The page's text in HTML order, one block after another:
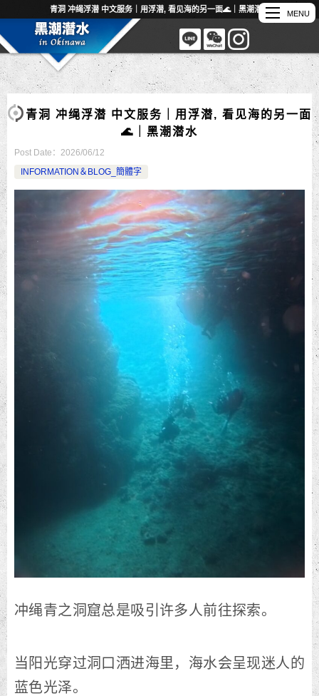
青洞 冲绳浮潜 中文服务｜用浮潜, 看见海的另一面🌊｜黑潮潜水
青洞 冲绳浮潜 中文服务｜用浮潜, 看见海的另一面
🌊｜黑潮潜水
Post Date： 2026/06/12
INFORMATION＆BLOG_簡體字
冲绳青之洞窟总是吸引许多人前往探索。
当阳光穿过洞口洒进海里，海水会呈现迷人的
蓝色光泽。